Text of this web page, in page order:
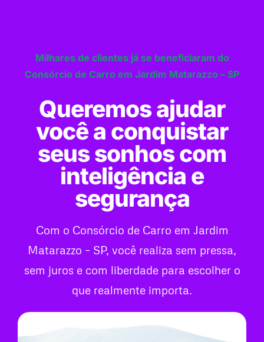
Milhares de clientes já se beneficiaram do
Consórcio de Carro em Jardim Matarazzo – SP
Queremos ajudar
você a conquistar
seus sonhos com
inteligência e
segurança
Com o Consórcio de Carro em Jardim
Matarazzo – SP, você realiza sem pressa,
sem juros e com liberdade para escolher o
que realmente importa.